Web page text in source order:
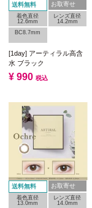
送料無料 お取寄せ
着色直径
12.6mm
レンズ直径
14.2mm
BC8.7mm
[1day] アーティラル高含
水 ブラック
¥ 990 税込
送料無料 お取寄せ
着色直径
13.0mm
レンズ直径
14.0mm